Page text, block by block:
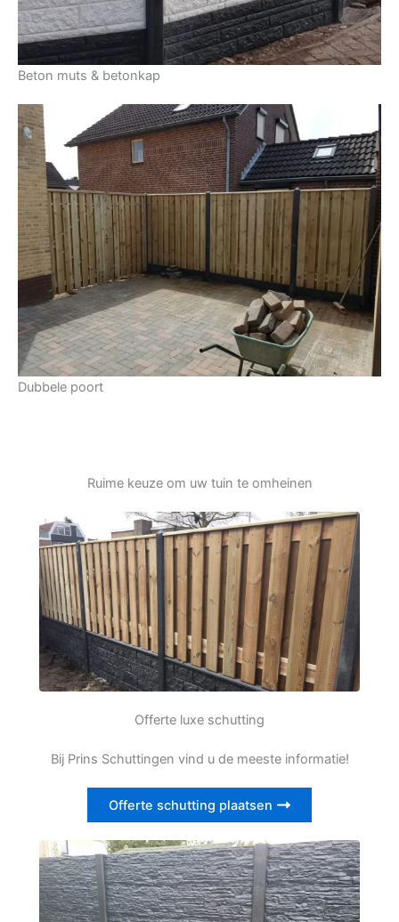
Beton muts & betonkap
Dubbele poort
Ruime keuze om uw tuin te omheinen
Offerte luxe schutting
Bij Prins Schuttingen vind u de meeste informatie!
Offerte schutting plaatsen